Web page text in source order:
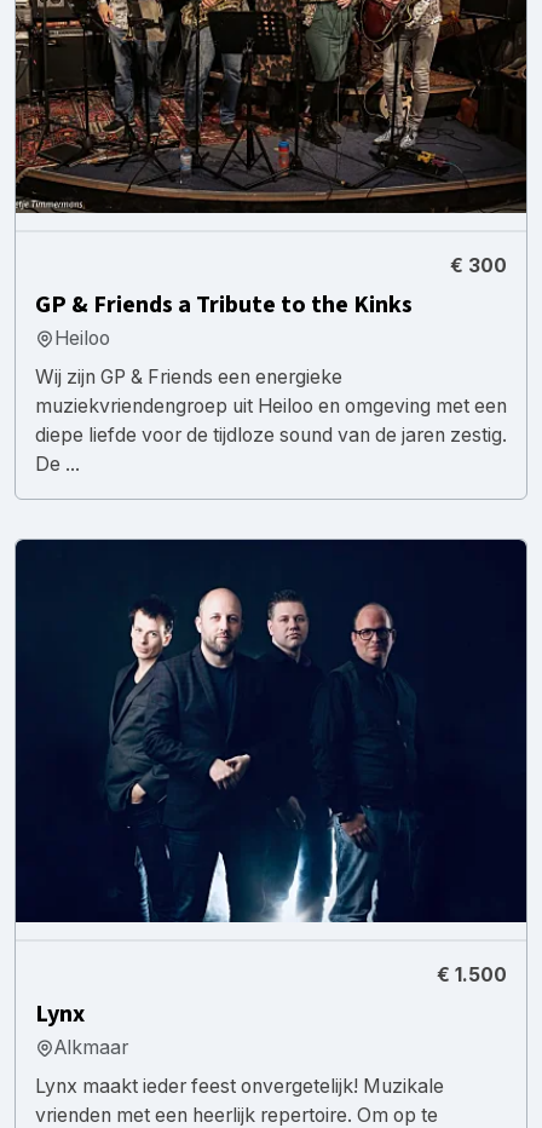
€ 300
GP & Friends a Tribute to the Kinks
Heiloo
Wij zijn GP & Friends een energieke
muziekvriendengroep uit Heiloo en omgeving met een
diepe liefde voor de tijdloze sound van de jaren zestig.
De ...
€ 1.500
Lynx
Alkmaar
Lynx maakt ieder feest onvergetelijk! Muzikale
vrienden met een heerlijk repertoire. Om op te